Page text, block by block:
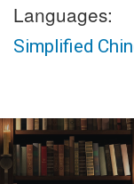
Languages:
Simplified